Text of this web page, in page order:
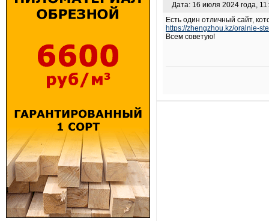
Дата: 16 июля 2024 года,
Есть один отличный сайт,
https://zhengzhou.kz/oralnie-
Всем советую!